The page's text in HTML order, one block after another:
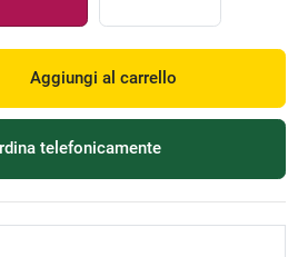
Aggiungi al carrello
telefonicamente